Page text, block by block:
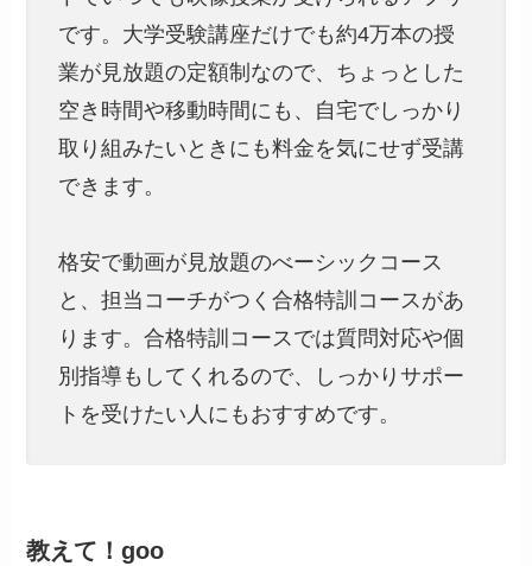
です。大学受験講座だけでも約4万本の授
業が見放題の定額制なので、ちょっとした
空き時間や移動時間にも、自宅でしっかり
取り組みたいときにも料金を気にせず受講
できます。
格安で動画が見放題のべーシックコース
と、担当コーチがつく合格特訓コースがあ
ります。合格特訓コースでは質問対応や個
別指導もしてくれるので、しっかりサポー
トを受けたい人にもおすすめです。
教えて！goo